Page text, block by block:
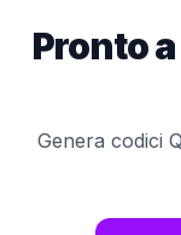
Pronto
Genera codici